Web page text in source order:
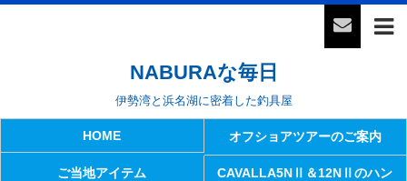
NABURAな毎日
伊勢湾と浜名湖に密着した釣具屋
HOME オフショアツアーのご案内
ご当地アイテム
CAVALLA5NⅡ＆12NⅡのハン